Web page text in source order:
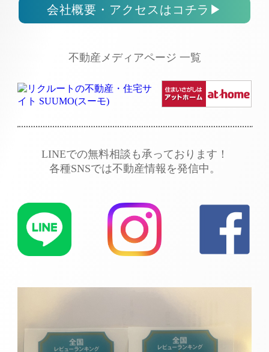
会社概要・アクセスはコチラ ▶
不動産メディアページ 一覧
LINEでの無料相談も承っております！
各種SNSでは不動産情報を発信中。